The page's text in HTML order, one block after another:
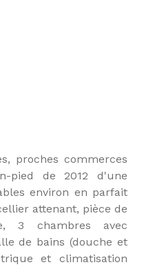
proches commerces
pied de 2012 d'une
environ en parfait
attenant, pièce de
3 chambres avec
de bains (douche et
et climatisation